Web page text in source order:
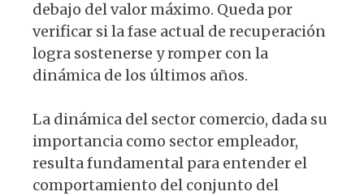
debajo del valor máximo. Queda por
verificar si la fase actual de recuperación
logra sostenerse y romper con la
dinámica de los últimos años.
La dinámica del sector comercio, dada su
importancia como sector empleador,
resulta fundamental para entender el
comportamiento del conjunto del